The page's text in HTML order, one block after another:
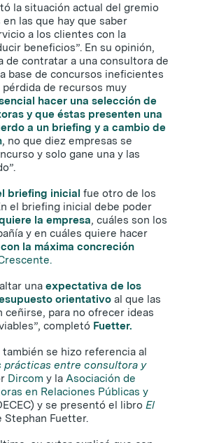
la situación actual del gremio
las que hay que saber
a los clientes con la
beneficios”. En su opinión,
de contratar a una consultora de
base de concursos ineficientes
de recursos muy
hacer una selección de
y que éstas presenten una
a un briefing y a cambio de
, no que diez empresas se
y solo gane una y las
briefing inicial fue otro de los
el briefing inicial debe poder
la empresa, cuáles son los
y en cuáles quiere hacer
con la máxima concreción
una expectativa de los
orientativo al que las
ceñirse, para no ofrecer ideas
completó Fuetter.
se hizo referencia al
prácticas entre consultora y
Dircom y la Asociación de
en Relaciones Públicas y
y se presentó el libro El
Stephan Fuetter.